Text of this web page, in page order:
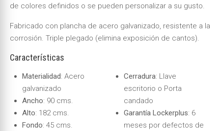
de colores definidos o se pueden personalizar a su gusto.
Fabricado con plancha de acero galvanizado, resistente a la
corrosión. Triple plegado (elimina exposición de cantos).
Características
Materialidad: Acero
galvanizado
Ancho: 90 cms.
Alto: 182 cms.
Fondo: 45 cms.
Cerradura: Llave
escritorio o Porta
candado
Garantía Lockerplus: 6
meses por defectos de